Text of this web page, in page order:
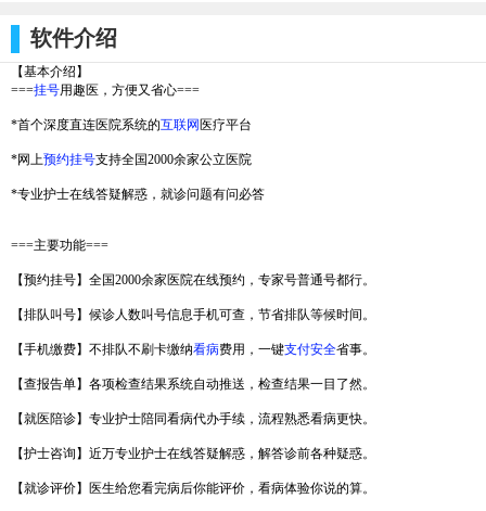
软件介绍
【基本介绍】
===挂号用趣医，方便又省心===
*首个深度直连医院系统的互联网医疗平台
*网上预约挂号支持全国2000余家公立医院
*专业护士在线答疑解惑，就诊问题有问必答
===主要功能===
【预约挂号】全国2000余家医院在线预约，专家号普通号都行。
【排队叫号】候诊人数叫号信息手机可查，节省排队等候时间。
【手机缴费】不排队不刷卡缴纳看病费用，一键支付安全省事。
【查报告单】各项检查结果系统自动推送，检查结果一目了然。
【就医陪诊】专业护士陪同看病代办手续，流程熟悉看病更快。
【护士咨询】近万专业护士在线答疑解惑，解答诊前各种疑惑。
【就诊评价】医生给您看完病后你能评价，看病体验你说的算。